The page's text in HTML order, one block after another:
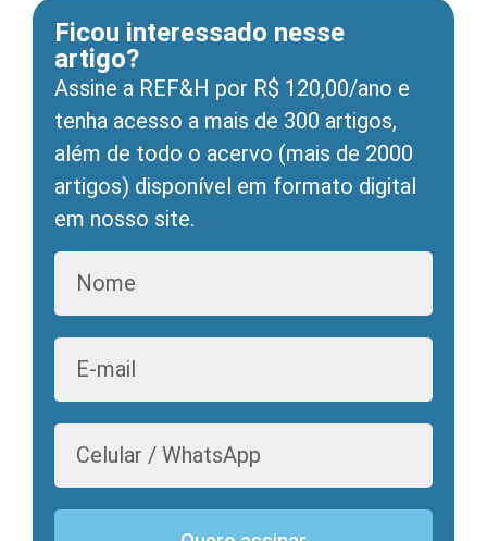
Ficou interessado nesse
artigo?
Assine a REF&H por R$ 120,00/ano e
tenha acesso a mais de 300 artigos,
além de todo o acervo (mais de 2000
artigos) disponível em formato digital
em nosso site.